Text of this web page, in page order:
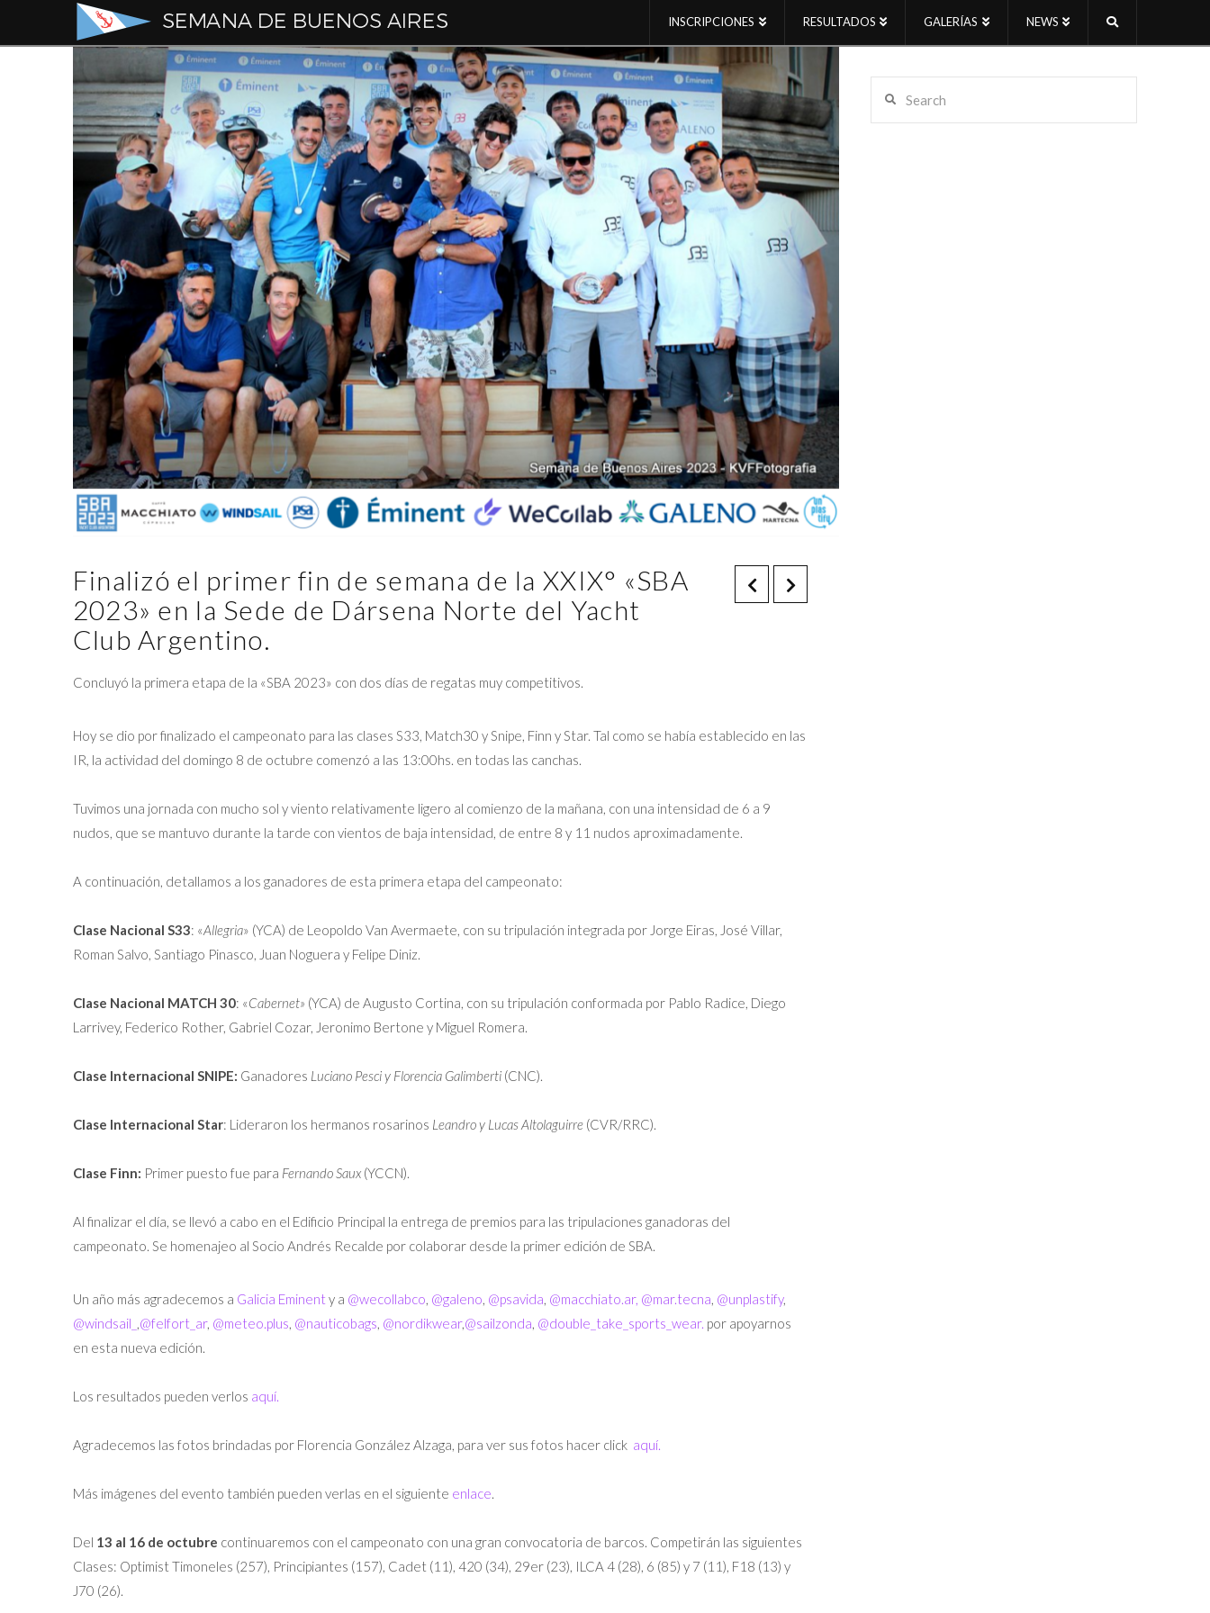
Semana
de
Buenos
Aires
INSCRIPCIONES RESULTADOS GALERÍAS NEWS
Finalizó el primer fin de semana de la XXIX° «SBA
2023» en la Sede de Dársena Norte del Yacht
Club Argentino.
Concluyó la primera etapa de la «SBA 2023» con dos días de regatas muy competitivos.
Hoy se dio por finalizado el campeonato para las clases S33, Match30 y Snipe, Finn y Star. Tal como se había establecido en las
IR, la actividad del domingo 8 de octubre comenzó a las 13:00hs. en todas las canchas.
Tuvimos una jornada con mucho sol y viento relativamente ligero al comienzo de la mañana, con una intensidad de 6 a 9
nudos, que se mantuvo durante la tarde con vientos de baja intensidad, de entre 8 y 11 nudos aproximadamente.
A continuación, detallamos a los ganadores de esta primera etapa del campeonato:
Clase Nacional S33: «Allegria» (YCA) de Leopoldo Van Avermaete, con su tripulación integrada por Jorge Eiras, José Villar,
Roman Salvo, Santiago Pinasco, Juan Noguera y Felipe Diniz.
Clase Nacional MATCH 30: «Cabernet» (YCA) de Augusto Cortina, con su tripulación conformada por Pablo Radice, Diego
Larrivey, Federico Rother, Gabriel Cozar, Jeronimo Bertone y Miguel Romera.
Clase Internacional SNIPE: Ganadores Luciano Pesci y Florencia Galimberti (CNC).
Clase Internacional Star: Lideraron los hermanos rosarinos Leandro y Lucas Altolaguirre (CVR/RRC).
Clase Finn: Primer puesto fue para Fernando Saux(YCCN).
Al finalizar el día, se llevó a cabo en el Edificio Principal la entrega de premios para las tripulaciones ganadoras del
campeonato. Se homenajeo al Socio Andrés Recalde por colaborar desde la primer edición de SBA.
Un año más agradecemos a Galicia Eminent y a @wecollabco, @galeno, @psavida, @macchiato.ar, @mar.tecna, @unplastify,
@windsail_ ,@felfort_ar, @meteo.plus, @nauticobags, @nordikwear,@sailzonda, @double_take_sports_wear. por apoyarnos
en esta nueva edición.
Los resultados pueden verlos aquí.
Agradecemos las fotos brindadas por Florencia González Alzaga, para ver sus fotos hacer click aquí.
Más imágenes del evento también pueden verlas en el siguiente enlace.
Del 13 al 16 de octubre continuaremos con el campeonato con una gran convocatoria de barcos. Competirán las siguientes
Clases: Optimist Timoneles (257), Principiantes (157), Cadet (11), 420 (34), 29er (23), ILCA 4 (28), 6 (85) y 7 (11), F18 (13) y
J70 (26).